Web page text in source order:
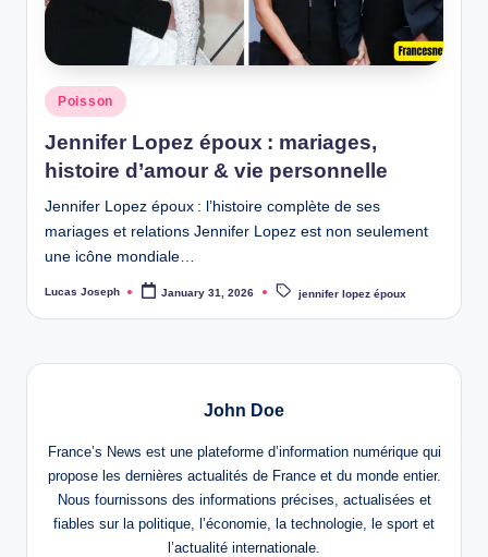
w
Posted
in
Poisson
Jennifer Lopez époux : mariages,
histoire d’amour & vie personnelle
Jennifer Lopez époux : l’histoire complète de ses
mariages et relations Jennifer Lopez est non seulement
une icône mondiale…
Posted
Lucas Joseph January 31, 2026
Tags: jennifer lopez époux
John Doe
France’s News est une plateforme d’information numérique qui
propose les dernières actualités de France et du monde entier.
Nous fournissons des informations précises, actualisées et
fiables sur la politique, l’économie, la technologie, le sport et
l’actualité internationale.